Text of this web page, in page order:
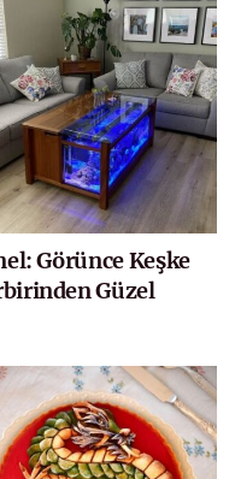
Görünce Keşke
Güzel